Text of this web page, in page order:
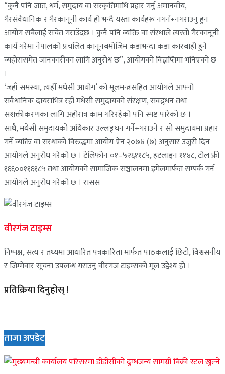
“कुनै पनि जात, धर्म, समुदाय वा संस्कृतिमाथि प्रहार गर्नु अमानवीय,
गैरसंवैधानिक र गैरकानूनी कार्य हो भन्दै यस्ता कार्यहरू नगर्न÷नगराउनु हुन
आयोग सबैलाई सचेत गराउँदछ । कुनै पनि व्यक्ति वा संस्थाले त्यस्तो गैरकानूनी
कार्य गरेमा नेपालको प्रचलित कानूनबमोजिम कडाभन्दा कडा कारबाही हुने
व्यहोरासमेत जानकारीका लागि अनुरोध छ”, आयोगको विज्ञप्तिमा भनिएको छ
।
‘जहाँ समस्या, त्यहीँ मधेसी आयोग’ को मूलमन्त्रसहित आयोगले आफ्नो
संवैधानिक दायराभित्र रही मधेसी समुदायको संरक्षण, संवद्र्धन तथा
सशक्तीकरणका लागि अहोरात्र काम गरिरहेको पनि स्पष्ट पारेको छ ।
साथै, मधेसी समुदायको अधिकार उल्लङ्घन गर्ने÷गराउने र सो समुदायमा प्रहार
गर्ने व्यक्ति वा संस्थाको विरुद्धमा आयोग ऐन २०७४ (७) अनुसार उजुरी दिन
आयोगले अनुरोध गरेको छ । टेलिफोन ०१–५२६११८५, हटलाइन ११४८, टोल फ्री
१६६००११६१८५ तथा आयोगको सामाजिक सञ्चालनमा इमेलमार्फत सम्पर्क गर्न
आयोगले अनुरोध गरेको छ । रासस
वीरगंज टाइम्स
निष्पक्ष, सत्य र तथ्यमा आधारित पत्रकारिता मार्फत पाठकलाई छिटो, विश्वसनीय
र जिम्मेवार सूचना उपलब्ध गराउनु वीरगंज टाइम्सको मूल उद्देश्य हो ।
प्रतिक्रिया दिनुहोस् !
ताजा अपडेट